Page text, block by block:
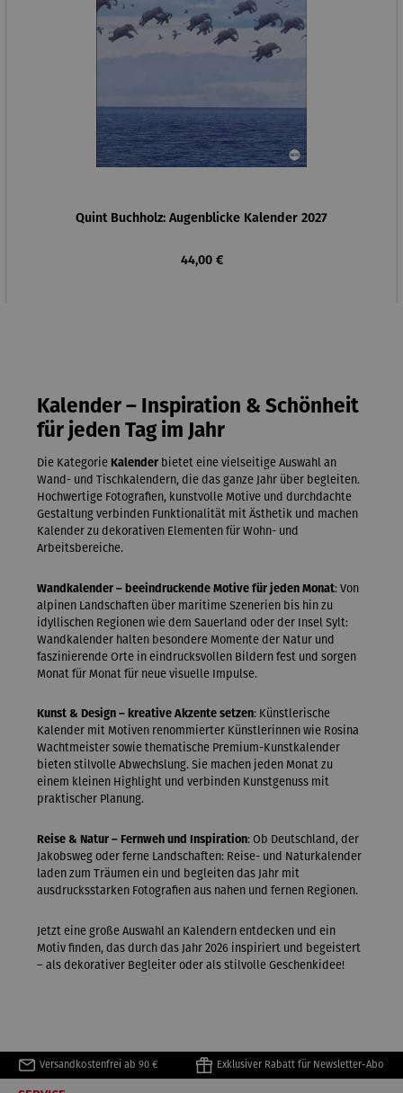
Quint Buchholz: Augenblicke Kalender 2027
Regulärer Preis:
44,00 €
Kalender – Inspiration & Schönheit
für jeden Tag im Jahr
Die Kategorie Kalender bietet eine vielseitige Auswahl an
Wand- und Tischkalendern, die das ganze Jahr über begleiten.
Hochwertige Fotografien, kunstvolle Motive und durchdachte
Gestaltung verbinden Funktionalität mit Ästhetik und machen
Kalender zu dekorativen Elementen für Wohn- und
Arbeitsbereiche.
Wandkalender – beeindruckende Motive für jeden Monat: Von
alpinen Landschaften über maritime Szenerien bis hin zu
idyllischen Regionen wie dem Sauerland oder der Insel Sylt:
Wandkalender halten besondere Momente der Natur und
faszinierende Orte in eindrucksvollen Bildern fest und sorgen
Monat für Monat für neue visuelle Impulse.
Kunst & Design – kreative Akzente setzen: Künstlerische
Kalender mit Motiven renommierter Künstlerinnen wie Rosina
Wachtmeister sowie thematische Premium-Kunstkalender
bieten stilvolle Abwechslung. Sie machen jeden Monat zu
einem kleinen Highlight und verbinden Kunstgenuss mit
praktischer Planung.
Reise & Natur – Fernweh und Inspiration: Ob Deutschland, der
Jakobsweg oder ferne Landschaften: Reise- und Naturkalender
laden zum Träumen ein und begleiten das Jahr mit
ausdrucksstarken Fotografien aus nahen und fernen Regionen.
Jetzt eine große Auswahl an Kalendern entdecken und ein
Motiv finden, das durch das Jahr 2026 inspiriert und begeistert
– als dekorativer Begleiter oder als stilvolle Geschenkidee!
Versandkostenfrei ab 90 € Exklusiver Rabatt für Newsletter-Abo